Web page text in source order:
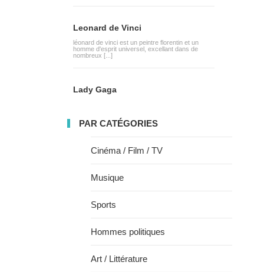
Leonard de Vinci
léonard de vinci est un peintre florentin et un
homme d'esprit universel, excellant dans de
nombreux [...]
Lady Gaga
PAR CATÉGORIES
Cinéma / Film / TV
Musique
Sports
Hommes politiques
Art / Littérature